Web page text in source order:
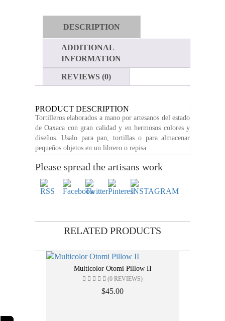
DESCRIPTION
ADDITIONAL
INFORMATION
REVIEWS (0)
PRODUCT DESCRIPTION
Tortilleros elaborados a mano por artesanos del estado
de Oaxaca con gran calidad y en hermosos colores y
diseños. Usalo para pan, tortillas o para almacenar
pequeños objetos en un librero o repisa.
Please spread the artisans work
RELATED PRODUCTS
Multicolor Otomi Pillow II
(0 REVIEWS)
$45.00